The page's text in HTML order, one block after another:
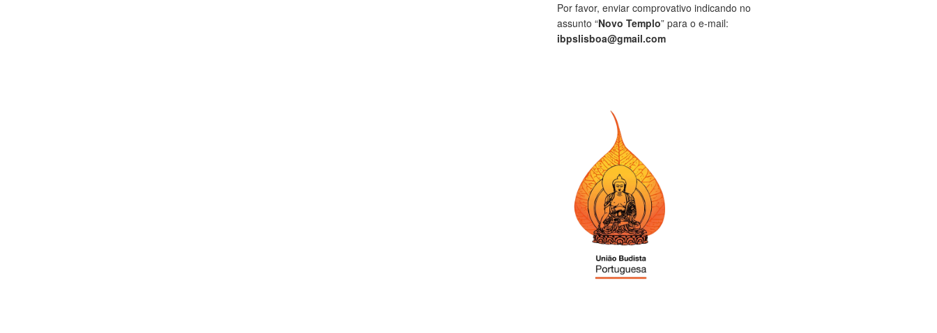
Por favor, enviar comprovativo indicando no
assunto “Novo Templo” para o e-mail:
ibpslisboa@gmail.com